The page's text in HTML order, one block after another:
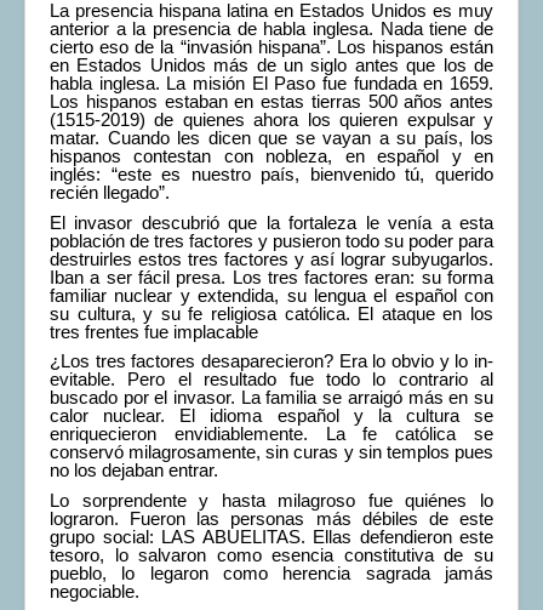
La presencia hispana latina en Estados Unidos es muy
anterior a la presencia de habla inglesa. Nada tiene de
cierto eso de la “invasión hispana”. Los hispanos están
en Estados Unidos más de un siglo antes que los de
habla inglesa. La misión El Paso fue fundada en 1659.
Los hispanos estaban en estas tierras 500 años antes
(1515-2019) de quienes ahora los quieren expulsar y
matar. Cuando les dicen que se vayan a su país, los
hispanos contestan con nobleza, en español y en
inglés: “este es nuestro país, bienvenido tú, querido
recién llegado”.
El invasor descubrió que la fortaleza le venía a esta
población de tres factores y pusieron todo su poder para
destruirles estos tres factores y así lograr subyugarlos.
Iban a ser fácil presa. Los tres factores eran: su forma
familiar nuclear y extendida, su lengua el español con
su cultura, y su fe religiosa católica. El ataque en los
tres frentes fue implacable
¿Los tres factores desaparecieron? Era lo obvio y lo in-
evitable. Pero el resultado fue todo lo contrario al
buscado por el invasor. La familia se arraigó más en su
calor nuclear. El idioma español y la cultura se
enriquecieron envidiablemente. La fe católica se
conservó milagrosamente, sin curas y sin templos pues
no los dejaban entrar.
Lo sorprendente y hasta milagroso fue quiénes lo
lograron. Fueron las personas más débiles de este
grupo social: LAS ABUELITAS. Ellas defendieron este
tesoro, lo salvaron como esencia constitutiva de su
pueblo, lo legaron como herencia sagrada jamás
negociable.